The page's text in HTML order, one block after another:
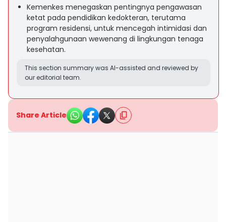
Kemenkes menegaskan pentingnya pengawasan
ketat pada pendidikan kedokteran, terutama
program residensi, untuk mencegah intimidasi dan
penyalahgunaan wewenang di lingkungan tenaga
kesehatan.
This section summary was AI-assisted and reviewed by
our editorial team.
Share Article